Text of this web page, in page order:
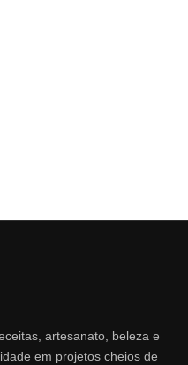
artesanato, beleza e
em projetos cheios de